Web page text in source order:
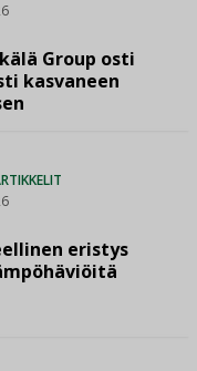
Group osti
kasvaneen
eristys